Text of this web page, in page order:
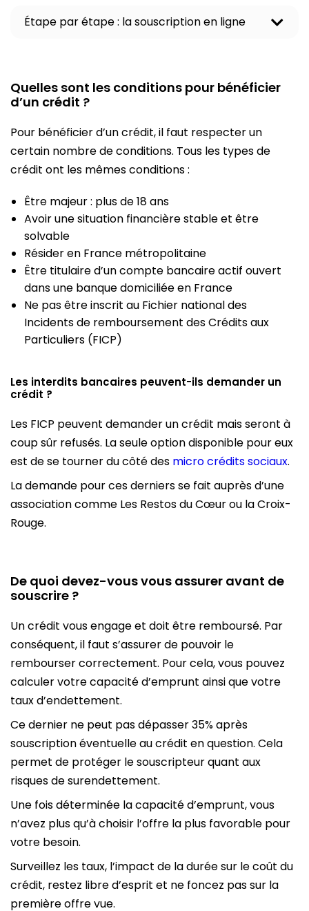
Étape par étape : la souscription en ligne
Quelles sont les conditions pour bénéficier
d’un crédit ?
Pour bénéficier d’un crédit, il faut respecter un
certain nombre de conditions. Tous les types de
crédit ont les mêmes conditions :
Être majeur : plus de 18 ans
Avoir une situation financière stable et être
solvable
Résider en France métropolitaine
Être titulaire d’un compte bancaire actif ouvert
dans une banque domiciliée en France
Ne pas être inscrit au Fichier national des
Incidents de remboursement des Crédits aux
Particuliers (FICP)
Les interdits bancaires peuvent-ils demander un
crédit ?
Les FICP peuvent demander un crédit mais seront à
coup sûr refusés. La seule option disponible pour eux
est de se tourner du côté des micro crédits sociaux.
La demande pour ces derniers se fait auprès d’une
association comme Les Restos du Cœur ou la Croix-
Rouge.
De quoi devez-vous vous assurer avant de
souscrire ?
Un crédit vous engage et doit être remboursé. Par
conséquent, il faut s’assurer de pouvoir le
rembourser correctement. Pour cela, vous pouvez
calculer votre capacité d’emprunt ainsi que votre
taux d’endettement.
Ce dernier ne peut pas dépasser 35% après
souscription éventuelle au crédit en question. Cela
permet de protéger le souscripteur quant aux
risques de surendettement.
Une fois déterminée la capacité d’emprunt, vous
n’avez plus qu’à choisir l’offre la plus favorable pour
votre besoin.
Surveillez les taux, l’impact de la durée sur le coût du
crédit, restez libre d’esprit et ne foncez pas sur la
première offre vue.